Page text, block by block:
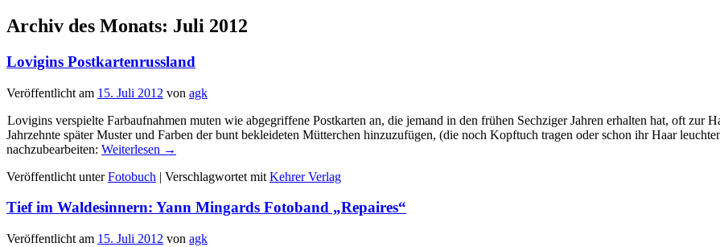
Archiv des Monats: Juli 2012
Lovigins Postkartenrussland
Veröffentlicht am 15. Juli 2012 von agk
Lovigins verspielte Farbaufnahmen muten wie abgegriffene Postkarten an, die jemand in den frühen Sechziger Jahren erhalten hat, oft zur
Jahrzehnte später Muster und Farben der bunt bekleideten Mütterchen hinzuzufügen, (die noch Kopftuch tragen oder schon ihr Haar
nachzubearbeiten: Weiterlesen →
Veröffentlicht unter Fotobuch | Verschlagwortet mit Kehrer Verlag
Tief im Waldesinnern: Yann Mingards Fotoband „Repaires“
Veröffentlicht am 15. Juli 2012 von agk